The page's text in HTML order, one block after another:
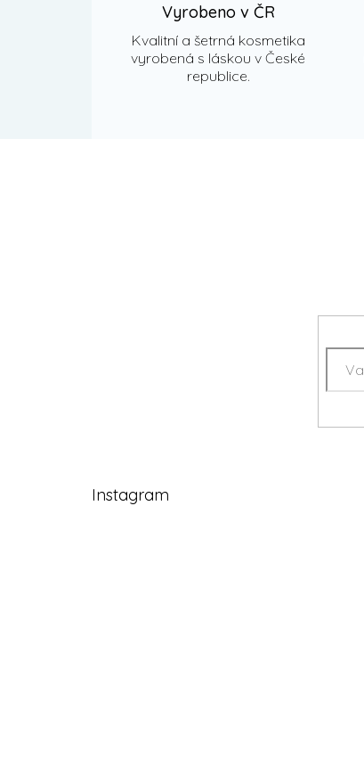
Vyrobeno v ČR
Kvalitní a šetrná kosmetika
vyrobená s láskou v České
republice.
Instagram